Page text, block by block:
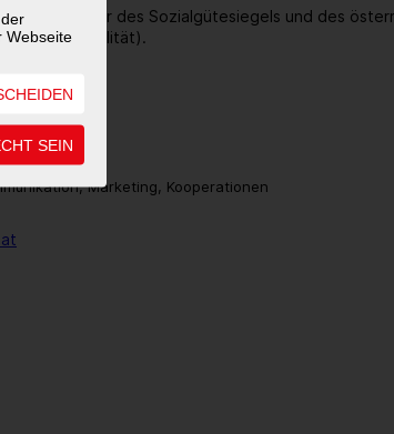
Webseite
SEIN
Träger des Sozialgütesiegels und des
Marketing, Kooperationen